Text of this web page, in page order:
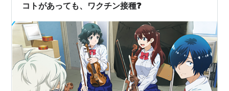
コトがあっても、ワクチン接種❓